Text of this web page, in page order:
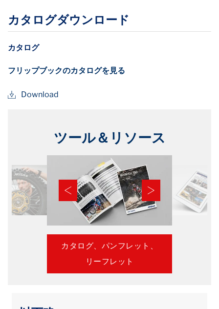
カタログダウンロード
カタログ
フリップブックのカタログを見る
Download
ツール＆リソース
カタログ、パンフレット、
リーフレット